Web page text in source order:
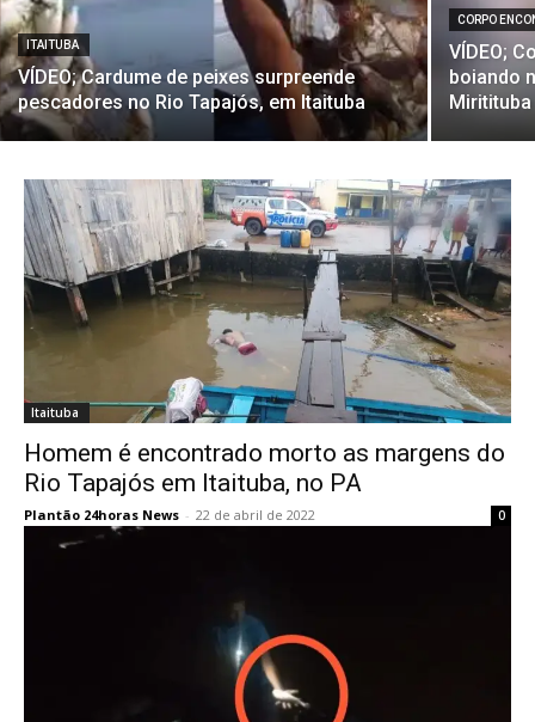
ITAITUBA
VÍDEO; Cardume de peixes surpreende
pescadores no Rio Tapajós, em Itaituba
CORPO
VÍDEO;
boiando
Miritituba
Itaituba
Homem é encontrado morto as margens do
Rio Tapajós em Itaituba, no PA
Plantão 24horas News - 22 de abril de 2022 0